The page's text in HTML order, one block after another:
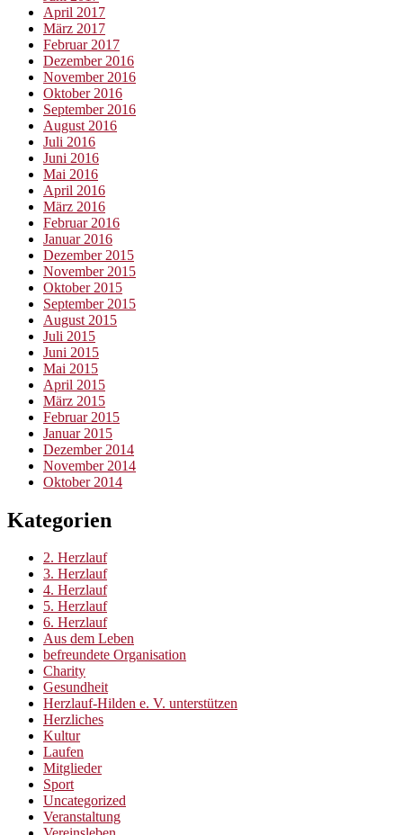
April 2017
März 2017
Februar 2017
Dezember 2016
November 2016
Oktober 2016
September 2016
August 2016
Juli 2016
Juni 2016
Mai 2016
April 2016
März 2016
Februar 2016
Januar 2016
Dezember 2015
November 2015
Oktober 2015
September 2015
August 2015
Juli 2015
Juni 2015
Mai 2015
April 2015
März 2015
Februar 2015
Januar 2015
Dezember 2014
November 2014
Oktober 2014
Kategorien
2. Herzlauf
3. Herzlauf
4. Herzlauf
5. Herzlauf
6. Herzlauf
Aus dem Leben
befreundete Organisation
Charity
Gesundheit
Herzlauf-Hilden e. V. unterstützen
Herzliches
Kultur
Laufen
Mitglieder
Sport
Uncategorized
Veranstaltung